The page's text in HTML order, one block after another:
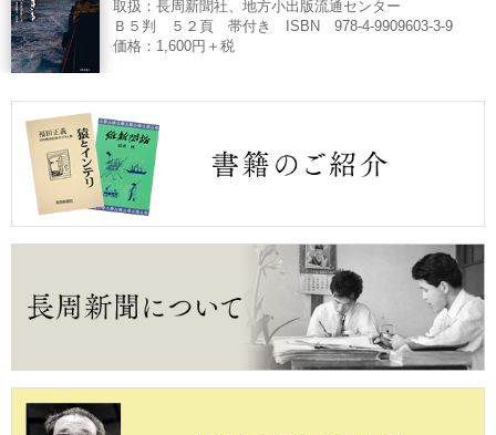
取扱：長周新聞社、地方小出版流通センター
Ｂ５判 ５２頁 帯付き ISBN 978-4-9909603-3-9
価格：1,600円＋税